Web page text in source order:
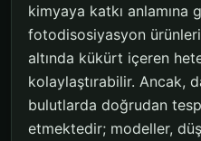
kimyaya katkı anlamına
fotodisosiyasyon ürünleri
altında kükürt içeren
kolaylaştırabilir. Ancak,
bulutlarda doğrudan
etmektedir; modeller,